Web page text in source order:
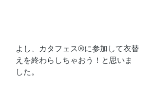
よし、カタフェス®に参加して衣替
えを終わらしちゃおう！と思いま
した。